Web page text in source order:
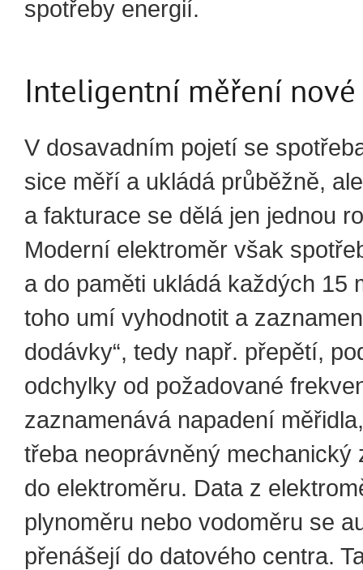
spotřeby energií.
Inteligentní měření nové
V dosavadním pojetí se
sice měří a ukládá průběžně,
a fakturace se dělá jen jednou
Moderní elektroměr však
a do paměti ukládá každých 15
toho umí vyhodnotit a
dodávky“, tedy např. přepětí,
odchylky od požadované
zaznamenává napadení
třeba neoprávněný mechanický
do elektroměru. Data z
plynoměru nebo vodoměru se
přenášejí do datového centra.